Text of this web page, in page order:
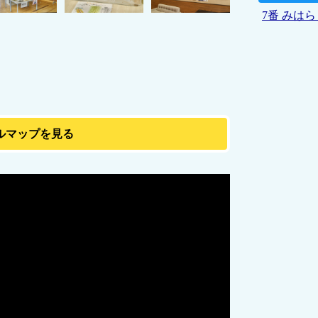
マップを見る
7番 みは